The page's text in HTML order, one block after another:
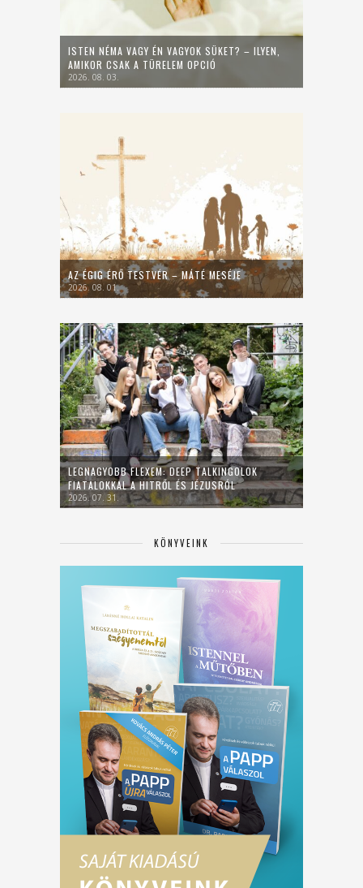
ISTEN NÉMA VAGY ÉN VAGYOK SÜKET? – ILYEN,
AMIKOR CSAK A TÜRELEM OPCIÓ
2026. 08. 03.
AZ ÉGIG ÉRŐ TESTVÉR – MÁTÉ MESÉJE
2026. 08. 01.
LEGNAGYOBB FLEXEM: DEEP TALKINGOLOK
FIATALOKKAL A HITRŐL ÉS JÉZUSRÓL
2026. 07. 31.
KÖNYVEINK